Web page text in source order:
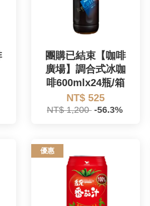
團購已結束【咖啡
廣場】調合式冰咖
啡600mlx24瓶/箱
NT$ 525
NT$ 1,200 -56.3%
優惠